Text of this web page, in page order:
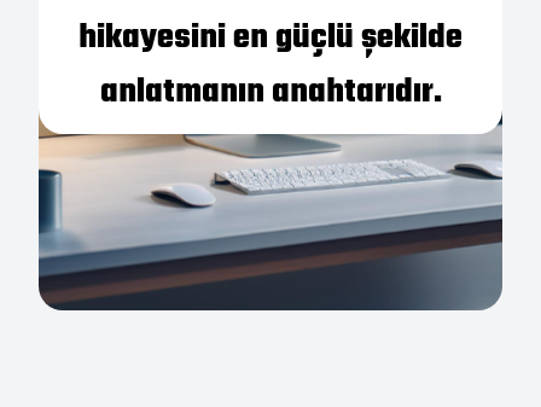
hikayesini en güçlü şekilde
anlatmanın anahtarıdır.